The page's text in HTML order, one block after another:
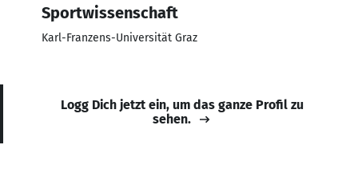
Sportwissenschaft
Karl-Franzens-Universität Graz
Logg Dich jetzt ein, um das ganze Profil zu
sehen.